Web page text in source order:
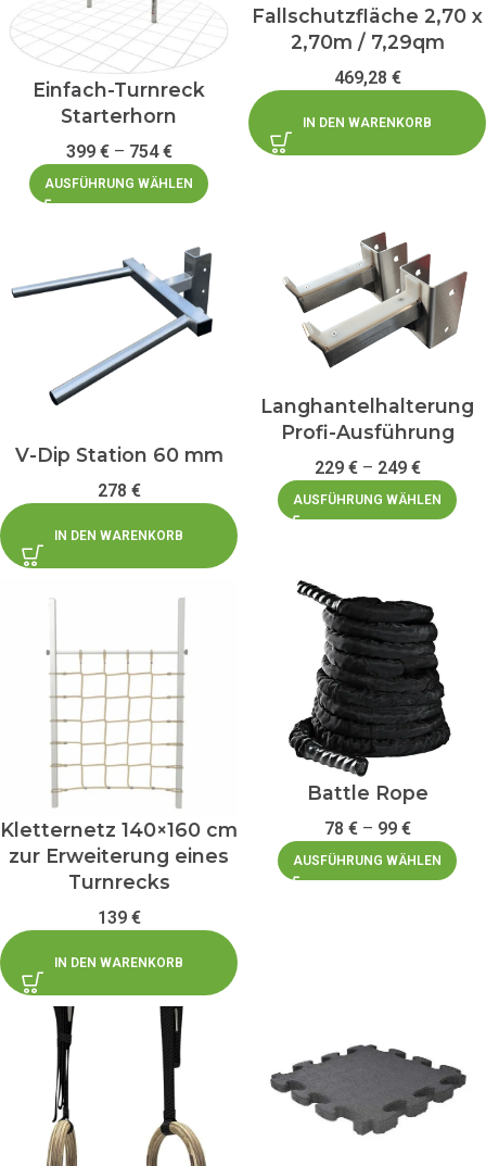
Einfach-Turnreck
Starterhorn
399 €– 754€
AUSFÜHRUNG WÄHLEN
Fallschutzfläche 2,70 x
2,70m / 7,29qm
469,28 €
IN DEN WARENKORB
V-Dip Station 60 mm
278 €
IN DEN WARENKORB
Langhantelhalterung
Profi-Ausführung
229 €– 249 €
AUSFÜHRUNG WÄHLEN
Kletternetz 140×160 cm
zur Erweiterung eines
Turnrecks
139 €
IN DEN WARENKORB
Battle Rope
78 €– 99 €
AUSFÜHRUNG WÄHLEN